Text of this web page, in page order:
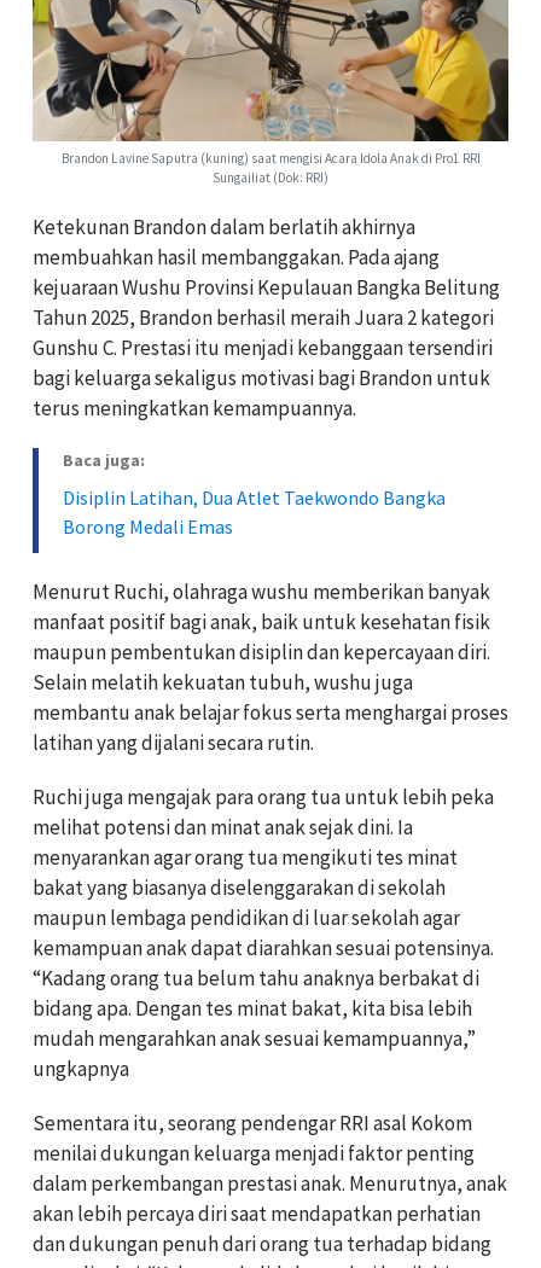
Brandon Lavine Saputra (kuning) saat mengisi Acara Idola Anak di Pro1 RRI
Sungailiat (Dok: RRI)
Ketekunan Brandon dalam berlatih akhirnya
membuahkan hasil membanggakan. Pada ajang
kejuaraan Wushu Provinsi Kepulauan Bangka Belitung
Tahun 2025, Brandon berhasil meraih Juara 2 kategori
Gunshu C. Prestasi itu menjadi kebanggaan tersendiri
bagi keluarga sekaligus motivasi bagi Brandon untuk
terus meningkatkan kemampuannya.
Baca juga:
Disiplin Latihan, Dua Atlet Taekwondo Bangka
Borong Medali Emas
Menurut Ruchi, olahraga wushu memberikan banyak
manfaat positif bagi anak, baik untuk kesehatan fisik
maupun pembentukan disiplin dan kepercayaan diri.
Selain melatih kekuatan tubuh, wushu juga
membantu anak belajar fokus serta menghargai proses
latihan yang dijalani secara rutin.
Ruchi juga mengajak para orang tua untuk lebih peka
melihat potensi dan minat anak sejak dini. Ia
menyarankan agar orang tua mengikuti tes minat
bakat yang biasanya diselenggarakan di sekolah
maupun lembaga pendidikan di luar sekolah agar
kemampuan anak dapat diarahkan sesuai potensinya.
“Kadang orang tua belum tahu anaknya berbakat di
bidang apa. Dengan tes minat bakat, kita bisa lebih
mudah mengarahkan anak sesuai kemampuannya,”
ungkapnya
Sementara itu, seorang pendengar RRI asal Kokom
menilai dukungan keluarga menjadi faktor penting
dalam perkembangan prestasi anak. Menurutnya, anak
akan lebih percaya diri saat mendapatkan perhatian
dan dukungan penuh dari orang tua terhadap bidang